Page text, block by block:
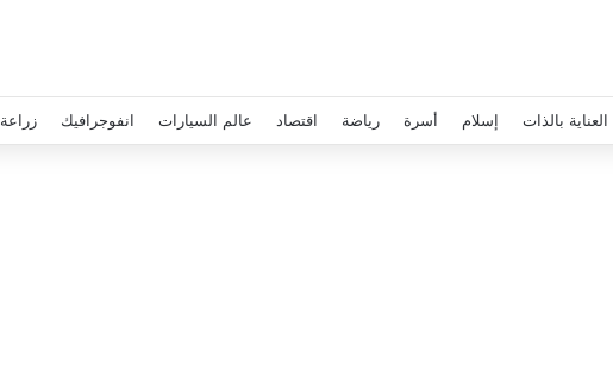
العناية بالذات إسلام أسرة رياضة اقتصاد عالم السيارات انفوجرافيك زراعة